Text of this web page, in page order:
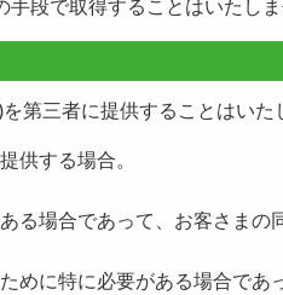
段で取得することはいたしま
第三者に提供することはいた
供する場合。
る場合であって、お客さまの
めに特に必要がある場合であ